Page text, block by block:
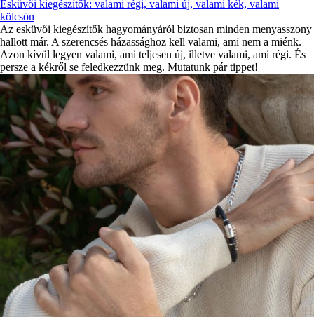
Esküvői kiegészítők: valami régi, valami új, valami kék, valami
kölcsön
Az esküvői kiegészítők hagyományáról biztosan minden menyasszony
hallott már. A szerencsés házassághoz kell valami, ami nem a miénk.
Azon kívül legyen valami, ami teljesen új, illetve valami, ami régi. És
persze a kékről se feledkezzünk meg. Mutatunk pár tippet!